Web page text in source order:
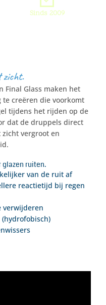
Sinds 2009
zicht.
Final Glass maken het
te creëren die voorkomt
tijdens het rijden op de
dat de druppels direct
vergroot en
glazen ruiten.
van de ruit af
reactietijd bij regen
verwijderen